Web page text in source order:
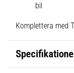
bil
Komplettera med